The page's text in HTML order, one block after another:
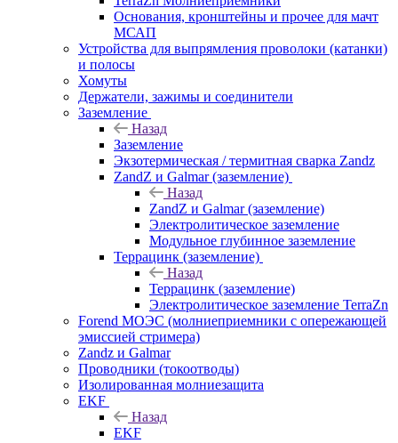
Основания, кронштейны и прочее для мачт
МСАП
Устройства для выпрямления проволоки (катанки)
и полосы
Хомуты
Держатели, зажимы и соединители
Заземление
Назад
Заземление
Экзотермическая / термитная сварка Zandz
ZandZ и Galmar (заземление)
Назад
ZandZ и Galmar (заземление)
Электролитическое заземление
Модульное глубинное заземление
Террацинк (заземление)
Назад
Террацинк (заземление)
Электролитическое заземление TerraZn
Forend МОЭС (молниеприемники с опережающей
эмиссией стримера)
Zandz и Galmar
Проводники (токоотводы)
Изолированная молниезащита
EKF
Назад
EKF